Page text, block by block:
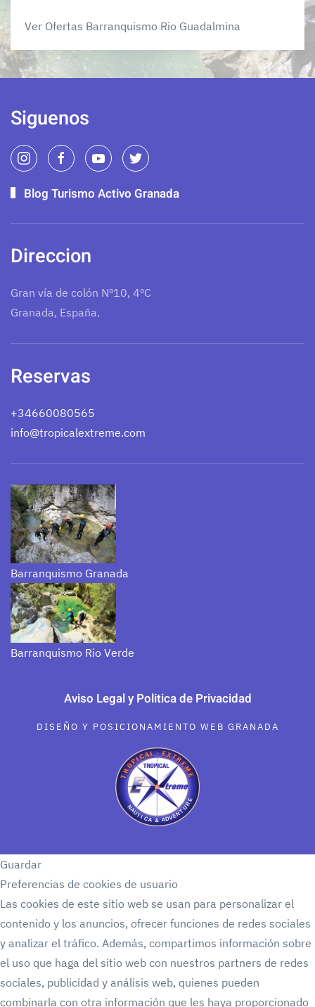
Ver Ofertas Barranquismo Rio Guadalmina
Siguenos
Blog Turismo Activo Granada
Direccion
Gran vía de colón Nº10, 4ºC
Granada, España.
Reservas
+34660080565
info@tropicalextreme.com
Barranquismo Granada
Barranquismo Rio Verde
Aviso Legal y Politica de Privacidad
DISEÑO Y POSICIONAMIENTO WEB GRANADA
Guardar
Preferencias de cookies de usuario
Las cookies de este sitio web se usan para personalizar el
contenido y los anuncios, ofrecer funciones de redes sociales
y analizar el tráfico. Además, compartimos información sobre
el uso que haga del sitio web con nuestros partners de redes
sociales, publicidad y análisis web, quienes pueden
combinarla con otra información que les haya proporcionado